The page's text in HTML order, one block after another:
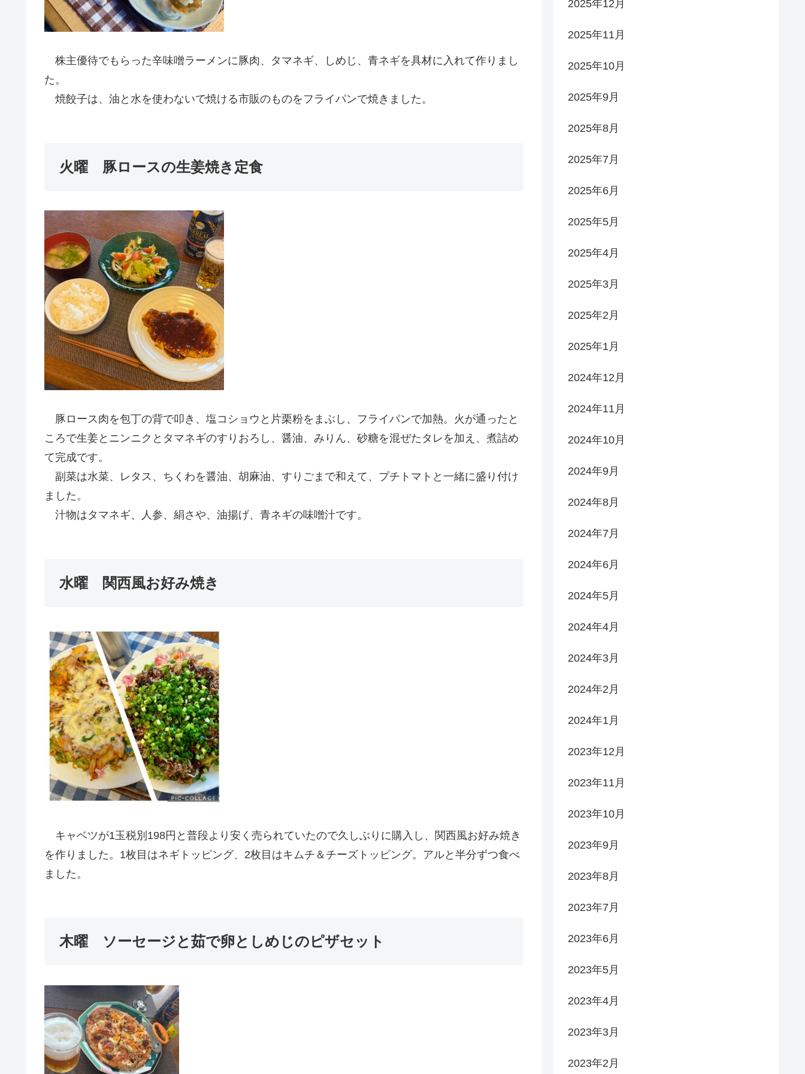
株主優待でもらった辛味噌ラーメンに豚肉、タマネギ、しめじ、青ネギを具材に入れて作りまし
た。
焼餃子は、油と水を使わないで焼ける市販のものをフライパンで焼きました。
火曜 豚ロースの生姜焼き定食
豚ロース肉を包丁の背で叩き、塩コショウと片栗粉をまぶし、フライパンで加熱。火が通ったと
ころで生姜とニンニクとタマネギのすりおろし、醤油、みりん、砂糖を混ぜたタレを加え、煮詰め
て完成です。
副菜は水菜、レタス、ちくわを醤油、胡麻油、すりごまで和えて、プチトマトと一緒に盛り付け
ました。
汁物はタマネギ、人参、絹さや、油揚げ、青ネギの味噌汁です。
水曜 関西風お好み焼き
キャベツが1玉税別198円と普段より安く売られていたので久しぶりに購入し、関西風お好み焼き
を作りました。1枚目はネギトッピング、2枚目はキムチ＆チーズトッピング。アルと半分ずつ食べ
ました。
木曜 ソーセージと茹で卵としめじのピザセット
2025年12月
2025年11月
2025年10月
2025年9月
2025年8月
2025年7月
2025年6月
2025年5月
2025年4月
2025年3月
2025年2月
2025年1月
2024年12月
2024年11月
2024年10月
2024年9月
2024年8月
2024年7月
2024年6月
2024年5月
2024年4月
2024年3月
2024年2月
2024年1月
2023年12月
2023年11月
2023年10月
2023年9月
2023年8月
2023年7月
2023年6月
2023年5月
2023年4月
2023年3月
2023年2月